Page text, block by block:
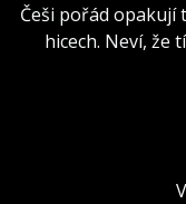
Češi pořád opakují
hicech. Neví, že